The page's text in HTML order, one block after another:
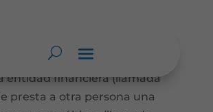
de hipoteca
cuando una persona, o un
entidad financiera (llamada
presta a otra persona una